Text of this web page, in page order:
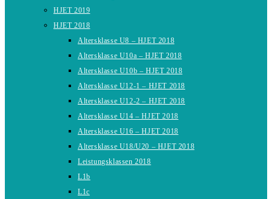
HJET 2019
HJET 2018
Altersklasse U8 – HJET 2018
Altersklasse U10a – HJET 2018
Altersklasse U10b – HJET 2018
Altersklasse U12-1 – HJET 2018
Altersklasse U12-2 – HJET 2018
Altersklasse U14 – HJET 2018
Altersklasse U16 – HJET 2018
Altersklasse U18/U20 – HJET 2018
Leistungsklassen 2018
L1b
L1c